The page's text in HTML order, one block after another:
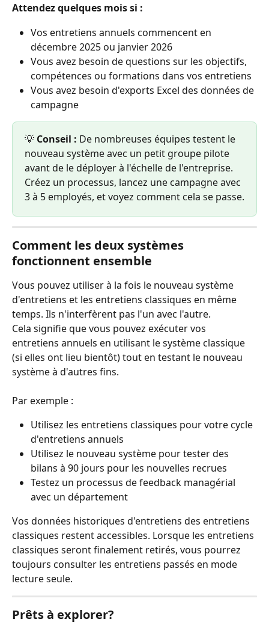
Attendez quelques mois si :
Vos entretiens annuels commencent en
décembre 2025 ou janvier 2026
Vous avez besoin de questions sur les objectifs,
compétences ou formations dans vos entretiens
Vous avez besoin d'exports Excel des données de
campagne
💡 Conseil : De nombreuses équipes testent le
nouveau système avec un petit groupe pilote
avant de le déployer à l'échelle de l'entreprise.
Créez un processus, lancez une campagne avec
3 à 5 employés, et voyez comment cela se passe.
Comment les deux systèmes
fonctionnent ensemble
Vous pouvez utiliser à la fois le nouveau système
d'entretiens et les entretiens classiques en même
temps. Ils n'interfèrent pas l'un avec l'autre.
Cela signifie que vous pouvez exécuter vos
entretiens annuels en utilisant le système classique
(si elles ont lieu bientôt) tout en testant le nouveau
système à d'autres fins.
Par exemple :
Utilisez les entretiens classiques pour votre cycle
d'entretiens annuels
Utilisez le nouveau système pour tester des
bilans à 90 jours pour les nouvelles recrues
Testez un processus de feedback managérial
avec un département
Vos données historiques d'entretiens des entretiens
classiques restent accessibles. Lorsque les entretiens
classiques seront finalement retirés, vous pourrez
toujours consulter les entretiens passés en mode
lecture seule.
Prêts à explorer?